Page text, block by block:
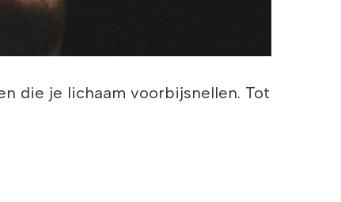
die je lichaam voorbijsnellen. Tot